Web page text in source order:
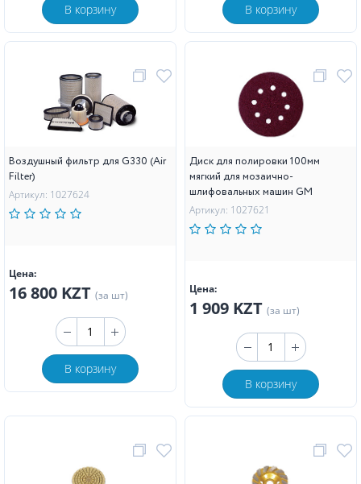
В корзину В корзину
Воздушный фильтр для G330 (Air
Filter)
Артикул: 1027624
Цена:
16 800 KZT (за шт)
В корзину
Диск для полировки 100мм
мягкий для мозаично-
шлифовальных машин GM
Артикул: 1027621
Цена:
1 909 KZT (за шт)
В корзину